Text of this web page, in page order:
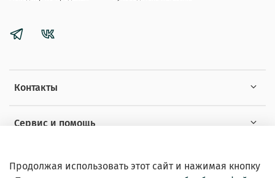
Контакты
Сервис и помощь
Продолжая использовать этот сайт и нажимая кнопку